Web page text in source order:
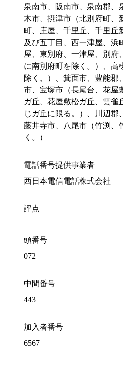
泉南市、阪南市、泉南郡、
木市、摂津市（北別府町、
町、庄屋、千里丘、千里丘
及び五丁目、西一津屋、浜
屋、東別府、一津屋、別府
に南別府町を除く。）、高
除く。）、箕面市、豊能郡
市、宝塚市（長尾台、花屋
ガ丘、花屋敷松ガ丘、雲雀
じガ丘に限る。）、川辺郡
藤井寺市、八尾市（竹渕、
く。）
電話番号提供事業者
西日本電信電話株式会社
評点
頭番号
072
中間番号
443
加入者番号
6567